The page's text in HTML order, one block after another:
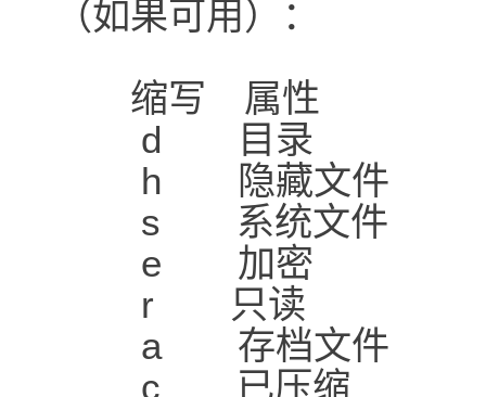
（如果可用）：
缩写 属性
d 目录
h 隐藏文件
s 系统文件
e 加密
r 只读
a 存档文件
c 已压缩